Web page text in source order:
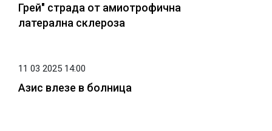
Грей" страда от амиотрофична
латерална склероза
11 03 2025 14:00
Азис влезе в болница